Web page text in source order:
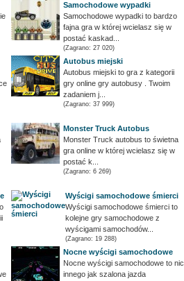
Samochodowe wypadki
Samochodowe wypadki to bardzo
fajna gra w której wcielasz się w
postać kaskad...
(Zagrano: 27 020)
Autobus miejski
Autobus miejski to gra z kategorii
gry online gry autobusy . Twoim
zadaniem j...
(Zagrano: 37 999)
Monster Truck Autobus
Monster Truck autobus to świetna
gra online w której wcielasz się w
postać k...
(Zagrano: 6 269)
Wyścigi samochodowe śmierci
Wyścigi samochodowe śmierci to
kolejne gry samochodowe z
wyścigami samochodów...
(Zagrano: 19 288)
Nocne wyścigi samochodowe
Nocne wyścigi samochodowe to nic
innego jak szalona jazda